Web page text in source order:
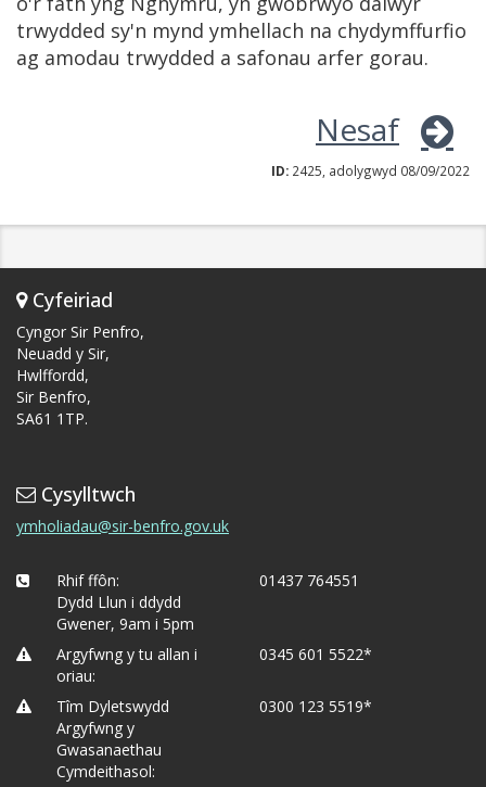
trwydded sy'n mynd ymhellach na chydymffurfio
ag amodau trwydded a safonau arfer gorau.
Nesaf
ID: 2425, adolygwyd 08/09/2022
Cyfeiriad
Cyngor Sir Penfro,
Neuadd y Sir,
Hwlffordd,
Sir Benfro,
SA61 1TP.
Cysylltwch
ymholiadau@sir-benfro.gov.uk
Rhif ffôn:
Dydd Llun i ddydd
Gwener, 9am i 5pm
01437 764551
Argyfwng y tu allan i
oriau:
0345 601 5522*
Tîm Dyletswydd
Argyfwng y
Gwasanaethau
Cymdeithasol:
0300 123 5519*